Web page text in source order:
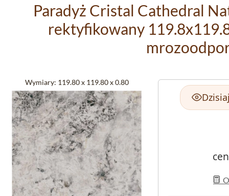
Paradyż Cristal Cathedral
rektyfikowany
Wymiary: 119.80 x 119.80 x 0.80